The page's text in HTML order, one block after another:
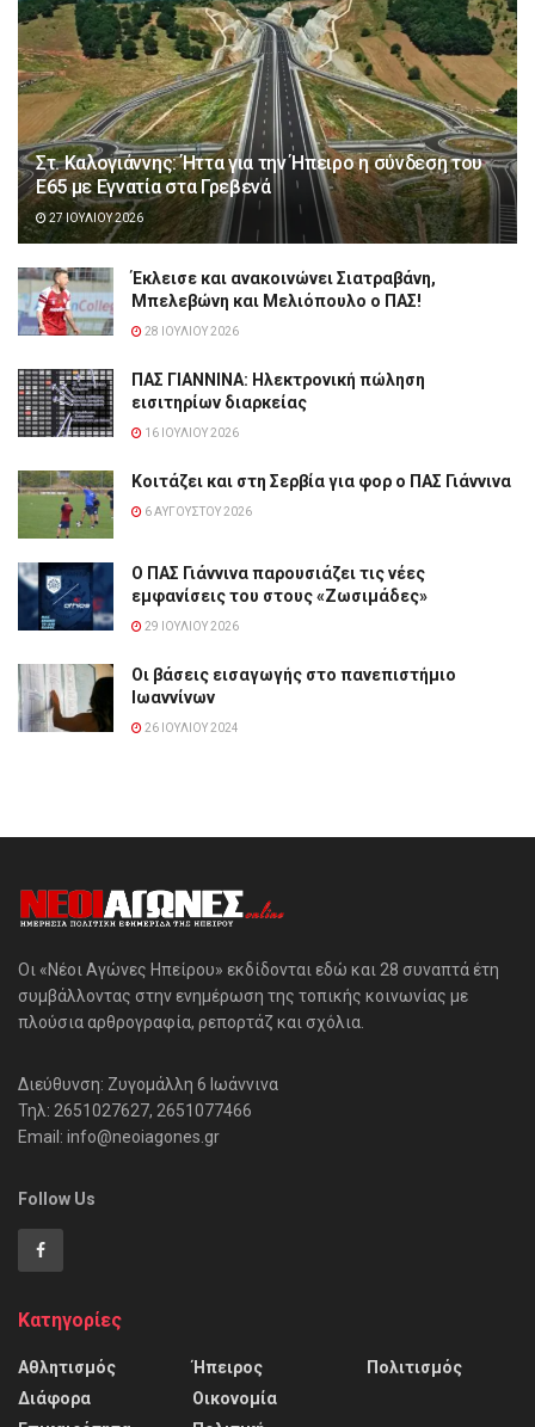
Στ. Καλογιάννης: Ήττα για την Ήπειρο η σύνδεση του
Ε65 με Εγνατία στα Γρεβενά
27 ΙΟΥΛΊΟΥ 2026
Έκλεισε και ανακοινώνει Σιατραβάνη,
Μπελεβώνη και Μελιόπουλο ο ΠΑΣ!
28 ΙΟΥΛΊΟΥ 2026
ΠΑΣ ΓΙΑΝΝΙΝΑ: Hλεκτρονική πώληση
εισιτηρίων διαρκείας
16 ΙΟΥΛΊΟΥ 2026
Κοιτάζει και στη Σερβία για φορ ο ΠΑΣ Γιάννινα
6 ΑΥΓΟΎΣΤΟΥ 2026
Ο ΠΑΣ Γιάννινα παρουσιάζει τις νέες
εμφανίσεις του στους «Ζωσιμάδες»
29 ΙΟΥΛΊΟΥ 2026
Οι βάσεις εισαγωγής στο πανεπιστήμιο
Ιωαννίνων
26 ΙΟΥΛΊΟΥ 2024
Οι «Νέοι Αγώνες Ηπείρου» εκδίδονται εδώ και 28 συναπτά έτη
συμβάλλοντας στην ενημέρωση της τοπικής κοινωνίας με
πλούσια αρθρογραφία, ρεπορτάζ και σχόλια.
Διεύθυνση: Ζυγομάλλη 6 Ιωάννινα
Τηλ: 2651027627, 2651077466
Email: info@neoiagones.gr
Follow Us
Κατηγορίες
Αθλητισμός
Διάφορα
Ήπειρος
Οικονομία
Πολιτισμός